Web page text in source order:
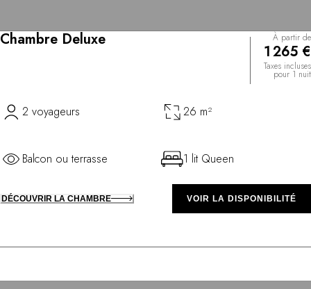
Chambre Deluxe À partir de
1 265 €
Taxes incluses
pour 1 nuit
2 voyageurs 26 m²
Balcon ou terrasse 1 lit Queen
DÉCOUVRIR LA CHAMBRE VOIR LA DISPONIBILITÉ